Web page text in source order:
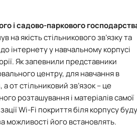
і садово-паркового
на якість стільникового зв’язку та
інтернету у навчальному корпусі
Як запевнили представники
центру, для навчання в
от стільниковий зв’язок – це
розташування і матеріалів самої
Wi-Fi покриття біля корпусу буду
можливості його встановлять.